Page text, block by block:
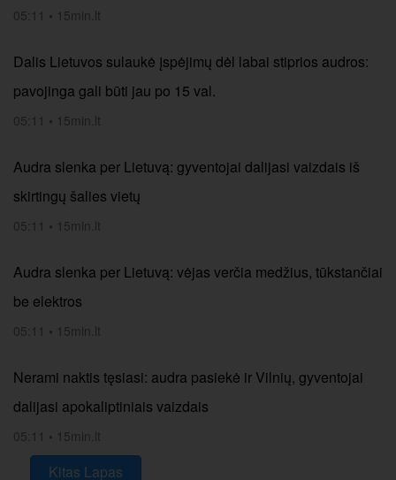
05:11 • 15min.lt
Dalis Lietuvos sulaukė įspėjimų dėl labai stiprios audros:
pavojinga gali būti jau po 15 val.
05:11 • 15min.lt
Audra slenka per Lietuvą: gyventojai dalijasi vaizdais iš
skirtingų šalies vietų
05:11 • 15min.lt
Audra slenka per Lietuvą: vėjas verčia medžius, tūkstančiai
be elektros
05:11 • 15min.lt
Nerami naktis tęsiasi: audra pasiekė ir Vilnių, gyventojai
dalijasi apokaliptiniais vaizdais
05:11 • 15min.lt
Kitas Lapas